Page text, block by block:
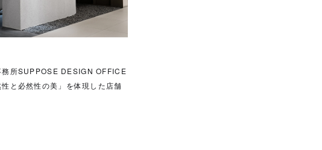
務所SUPPOSE DESIGN OFFICE
と必然性の美」を体現した店舗